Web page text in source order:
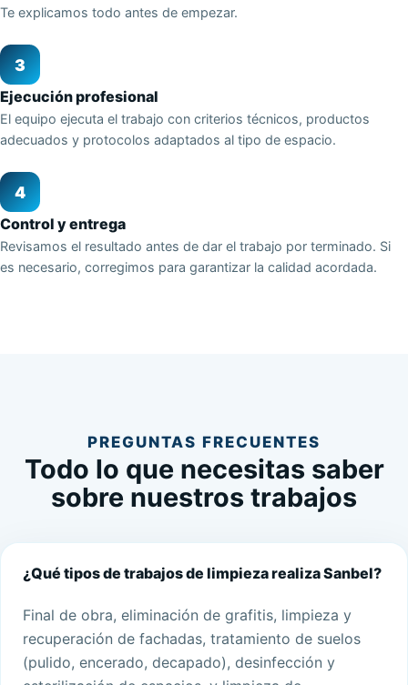
Te explicamos todo antes de empezar.
3
Ejecución profesional
El equipo ejecuta el trabajo con criterios técnicos, productos
adecuados y protocolos adaptados al tipo de espacio.
4
Control y entrega
Revisamos el resultado antes de dar el trabajo por terminado. Si
es necesario, corregimos para garantizar la calidad acordada.
PREGUNTAS FRECUENTES
Todo lo que necesitas saber
sobre nuestros trabajos
¿Qué tipos de trabajos de limpieza realiza Sanbel?
Final de obra, eliminación de grafitis, limpieza y
recuperación de fachadas, tratamiento de suelos
(pulido, encerado, decapado), desinfección y